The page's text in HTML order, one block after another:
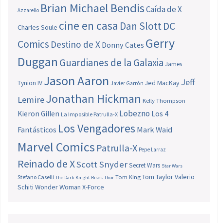
Azzarello Brian Michael BendisCaída de X
Charles Soule cine en casa Dan SlottDC
Comics Destino de X Donny Cates Gerry
Duggan Guardianes de la Galaxia James
Tynion IV Jason Aaron Javier Garrón Jed MacKay Jeff
LemireJonathan Hickman Kelly Thompson
Kieron Gillen La Imposible Patrulla-X Lobezno Los 4
Fantásticos Los Vengadores Mark Waid
Marvel Comics Patrulla-X Pepe Larraz
Reinado de XScott SnyderSecret Wars Star Wars
Stefano Caselli The Dark Knight Rises Thor Tom King Tom TaylorValerio
Schiti Wonder Woman X-Force